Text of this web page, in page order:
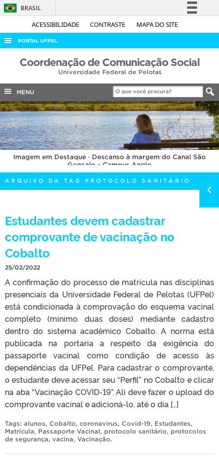
ACESSIBILIDADE CONTRASTE MAPA DO SITE
BRASIL
Simplifique!
Acesso à informação
Legislação
Canais
PORTAL UFPEL
ACESSO À INFORMAÇÃO
COBALTO
CONCURSOS
EDITAIS
INTERNACIONAL
OUVIDORIA
PORTARIAS
TELEFONES
Coordenação de Comunicação Social
Universidade Federal de Pelotas
MENU
Imagem em Destaque · Descanso à margem do Canal São
Gonçalo – Campus Anglo
ARQUIVO DA TAG PROTOCOLO SANITÁRIO
Estudantes devem cadastrar
comprovante de vacinação no
Cobalto
25/02/2022
A confirmação do processo de matrícula nas disciplinas
presenciais da Universidade Federal de Pelotas (UFPel)
está condicionada à comprovação do esquema vacinal
completo (mínimo duas doses) mediante cadastro
dentro do sistema acadêmico Cobalto. A norma está
publicada na portaria a respeito da exigência do
passaporte vacinal como condição de acesso às
dependências da UFPel. Para cadastrar o comprovante,
o estudante deve acessar seu “Perfil” no Cobalto e clicar
na aba “Vacinação COVID-19”. Ali deve fazer o upload do
comprovante vacinal e adicioná-lo, até o dia […]
Tags: alunos, Cobalto, coronavirus, Covid-19, Estudantes,
Matrícula, Passaporte Vacinal, protocolo sanitário, protocolos
de segurança, vacina, Vacinação.